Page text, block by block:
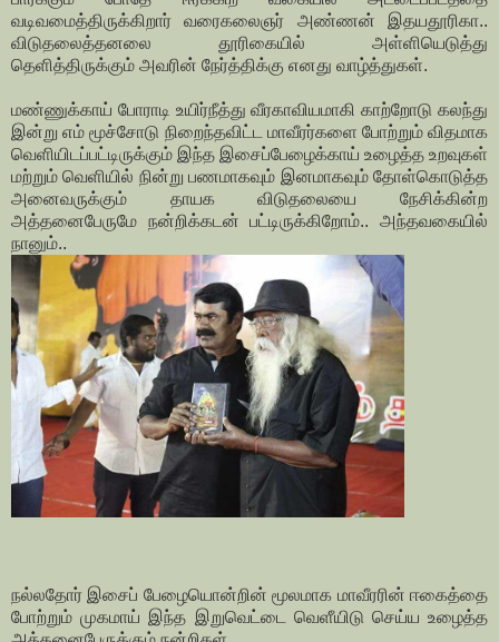
வடிவமைத்திருக்கிறார் வரைகலைஞர் அண்ணன் இதயதூரிகா..
விடுதலைத்தனலை தூரிகையில் அள்ளியெடுத்து
தெளித்திருக்கும் அவரின் நேர்த்திக்கு எனது வாழ்த்துகள்.
மண்ணுக்காய் போராடி உயிர்நீத்து வீரகாவியமாகி காற்றோடு கலந்து
இன்று எம் மூச்சோடு நிறைந்தவிட்ட மாவீரர்களை போற்றும் விதமாக
வெளியிடப்பட்டிருக்கும் இந்த இசைப்பேழைக்காய் உழைத்த உறவுகள்
மற்றும் வெளியில் நின்று பணமாகவும் இனமாகவும் தோள்கொடுத்த
அனைவருக்கும் தாயக விடுதலையை நேசிக்கின்ற
அத்தனைபேருமே நன்றிக்கடன் பட்டிருக்கிறோம்.. அந்தவகையில்
நானும்..
நல்லதோர் இசைப் பேழையொன்றின் மூலமாக மாவீரரின் ஈகைத்தை
போற்றும் முகமாய் இந்த இறுவெட்டை வெளீயிடு செய்ய உழைத்த